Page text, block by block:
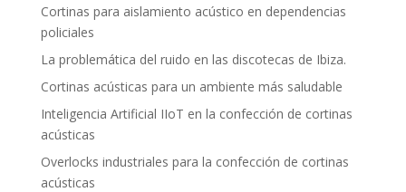
Cortinas para aislamiento acústico en dependencias
policiales
La problemática del ruido en las discotecas de Ibiza.
Cortinas acústicas para un ambiente más saludable
Inteligencia Artificial IIoT en la confección de cortinas
acústicas
Overlocks industriales para la confección de cortinas
acústicas